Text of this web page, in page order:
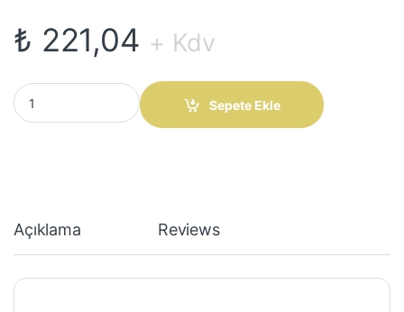
₺ 221,04 + Kdv
5mm Şeffaf Kesikbaş Beyaz Led (100 Adet) quantity
Sepete Ekle
Açıklama Reviews